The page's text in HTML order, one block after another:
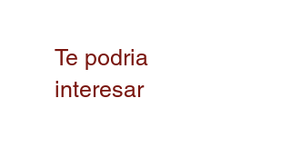
Te podria
interesar